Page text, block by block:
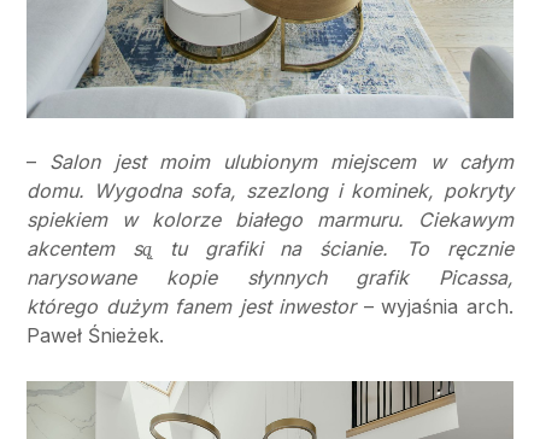
– Salon jest moim ulubionym miejscem w całym
domu. Wygodna sofa, szezlong i kominek, pokryty
spiekiem w kolorze białego marmuru. Ciekawym
akcentem są̨ tu grafiki na ścianie. To ręcznie
narysowane kopie słynnych grafik Picassa,
którego dużym fanem jest inwestor– wyjaśnia arch.
Paweł Śnieżek.